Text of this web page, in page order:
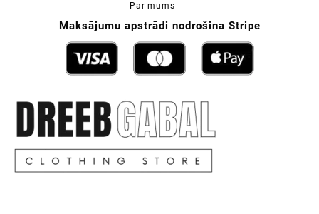
Par mums
Maksājumu apstrādi nodrošina Stripe